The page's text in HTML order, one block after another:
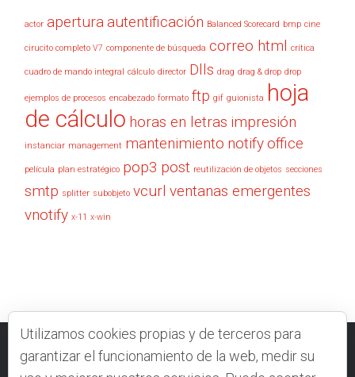
actor apertura autentificación Balanced Scorecard bmp cine
cirucito completo V7 componente de búsqueda correo html crítica
cuadro de mando integral cálculo director Dlls drag drag & drop drop
ejemplos de procesos encabezado formato ftp gif guionista hoja
de cálculo horas en letras impresión
instanciar management mantenimiento notifyoffice
película plan estratégico pop3 post reutilización de objetos secciones
smtp splitter subobjeto vcurl ventanas emergentes
vnotify x-11 x-win
VELNEO.COM CONTACTO FOROS DOCUMENTACIÓN
Utilizamos cookies propias y de terceros para
garantizar el funcionamiento de la web, medir su